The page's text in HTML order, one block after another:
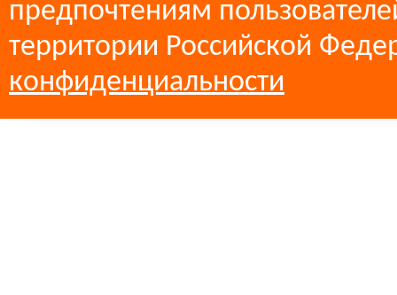
предпочтениям
территории Российской
конфиденциальности